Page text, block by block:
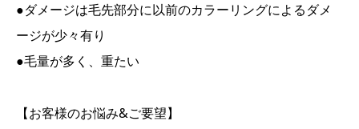
●ダメージは毛先部分に以前のカラーリングによるダメ
ージが少々有り
●毛量が多く、重たい
【お客様のお悩み&ご要望】